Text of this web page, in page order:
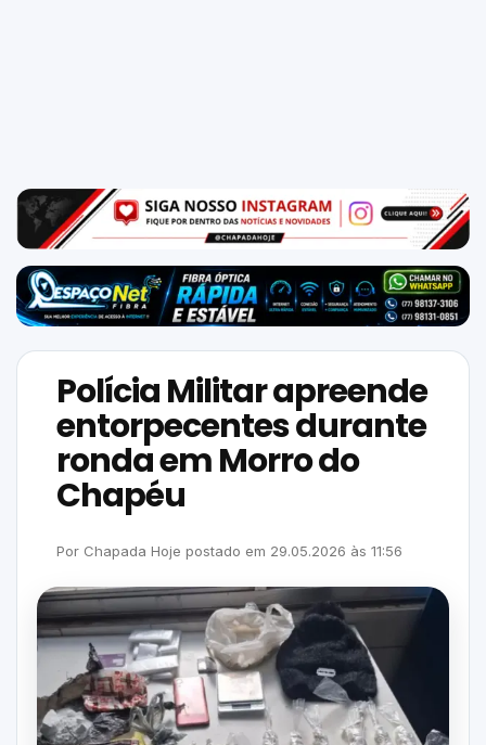
NAS
NOSSAS
REDES
Polícia Militar apreende
entorpecentes durante
ronda em Morro do
Chapéu
Por Chapada Hoje postado em 29.05.2026 às 11:56